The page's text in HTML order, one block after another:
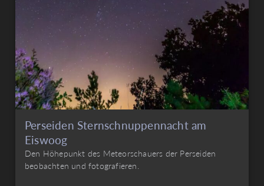
Perseiden Sternschnuppennacht am
Eiswoog
Den Höhepunkt des Meteorschauers der Perseiden
beobachten und fotografieren.